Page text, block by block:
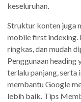
keseluruhan.
Struktur konten juga
mobile first indexing.
ringkas, dan mudah
Penggunaan
terlalu panjang, serta
membantu Google
lebih baik. Tips